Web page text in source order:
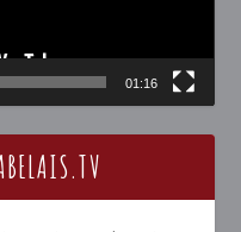
01:16